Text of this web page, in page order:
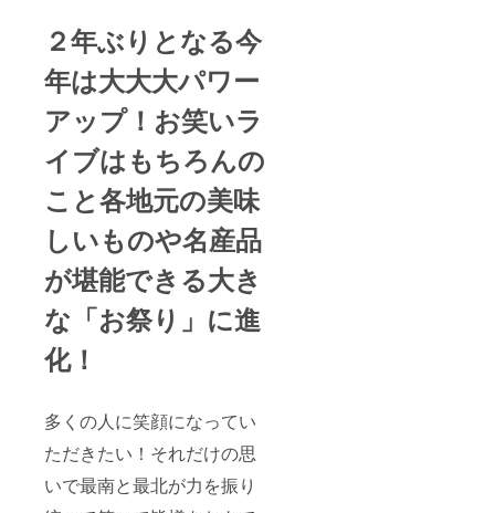
２年ぶりとなる今
年は大大大パワー
アップ！お笑いラ
イブはもちろんの
こと各地元の美味
しいものや名産品
が堪能できる大き
な「お祭り」に進
化！
多くの人に笑顔になってい
ただきたい！それだけの思
いで最南と最北が力を振り